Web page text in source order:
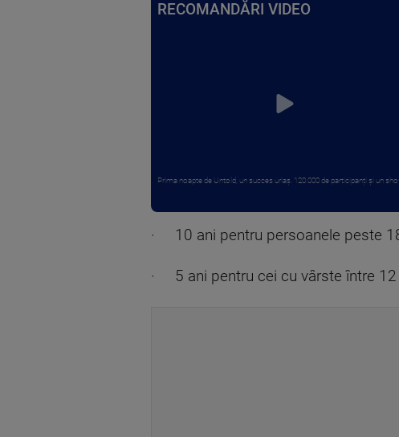
RECOMANDĂRI VIDEO
Prima noapte de Untold, un succes uriaș. 120.000 de participanți și un
· 10 ani pentru persoanele peste
· 5 ani pentru cei cu vârste între 12